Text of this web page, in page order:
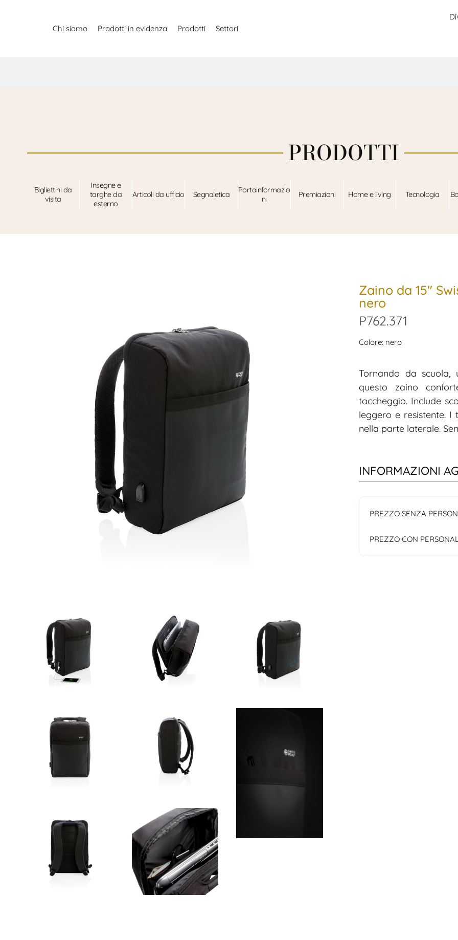
Chi siamo Prodotti in evidenza Prodotti Settori
PRODOTTI
Bigliettini da
visita
Insegne e
targhe da
esterno
Articoli da ufficio Segnaletica
Portainformazio
ni
Premiazioni Home e living Tecnologia
Zaino da 15″
nero
P762.371
Colore: nero
Tornando da
questo zaino
taccheggio. Include
leggero e resistente. I
nella parte laterale.
INFORMAZIONI
PREZZO SENZA
PREZZO CON